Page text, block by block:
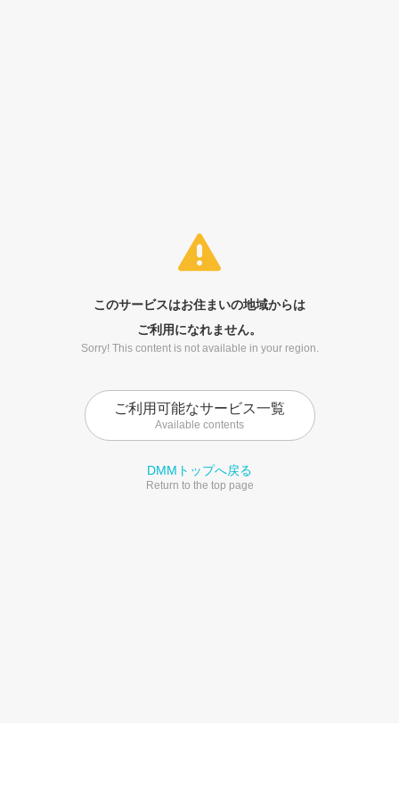
このサービスはお住まいの地域からは
ご利用になれません。
Sorry! This content is not available in your region.
ご利用可能なサービス一覧
Available contents
DMMトップへ戻る
Return to the top page